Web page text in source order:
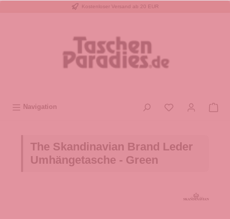
Kostenloser Versand ab 20 EUR
Navigation
The Skandinavian Brand Leder
Umhängetasche - Green